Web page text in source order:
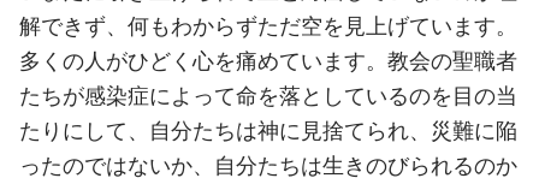
解できず、何もわからずただ空を見上げています。
多くの人がひどく心を痛めています。教会の聖職者
たちが感染症によって命を落としているのを目の当
たりにして、自分たちは神に見捨てられ、災難に陥
ったのではないか、自分たちは生きのびられるのか